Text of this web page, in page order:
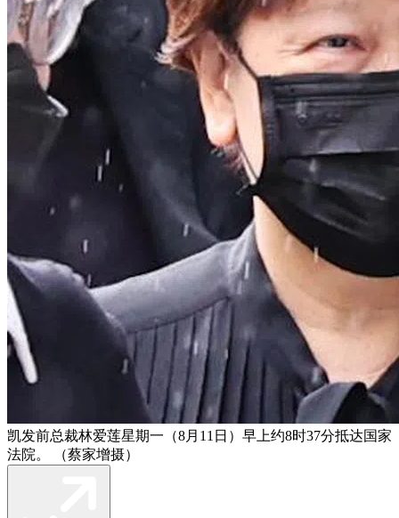
凯发前总裁林爱莲星期一（8月11日）早上约8时37分抵达国家
法院。 （蔡家增摄）